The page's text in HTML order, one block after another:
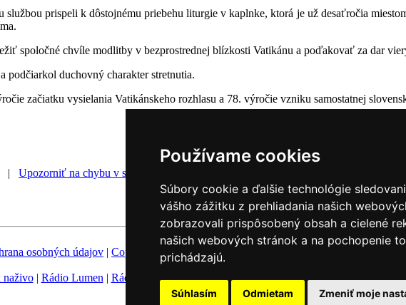
Používame cookies
Súbory cookie a ďalšie technológie
vášho zážitku z prehliadania našich
zobrazovali prispôsobený obsah a cielené
našich webových stránok a na pochopenie
prichádzajú.
Súhlasím Odmietam Zmeniť moje
službou prispeli k dôstojnému priebehu liturgie v kaplnke, ktorá je už desaťročia
spoločné chvíle modlitby v bezprostrednej blízkosti Vatikánu a poďakovať za dar
podčiarkol duchovný charakter stretnutia.
začiatku vysielania Vatikánskeho rozhlasu a 78. výročie vzniku samostatnej
| Upozorniť na chybu v správe
osobných údajov | Copyright Fotobanka |Hovorca KBS
| Rádio Lumen | Rádio Vatikán|SSV|Katolícke noviny|Výveska|Do kostola